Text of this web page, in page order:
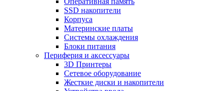
SSD накопители
Корпуса
Материнские платы
Системы охлаждения
Блоки питания
Периферия и аксессуары
3D Принтеры
Сетевое оборудование
Жесткие диски и накопители